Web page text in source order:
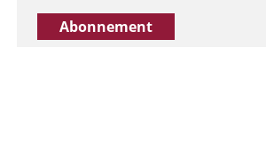
Abonnement